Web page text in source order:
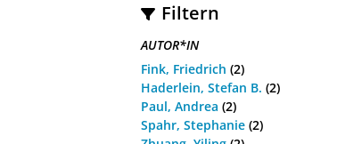
Filtern
AUTOR*IN
Fink, Friedrich (2)
Haderlein, Stefan B. (2)
Paul, Andrea (2)
Spahr, Stephanie (2)